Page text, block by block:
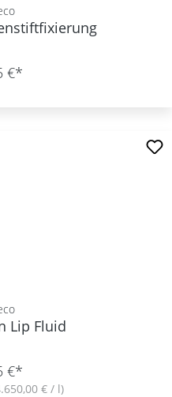
€*
Lip Fluid
€*
€ / l)